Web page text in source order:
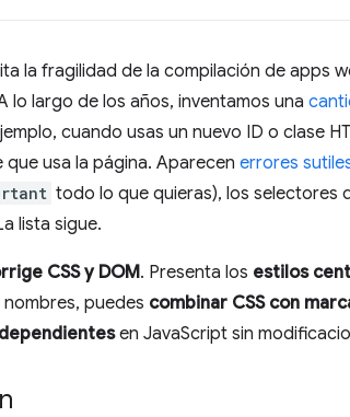
la fragilidad de la compilación de apps
lo largo de los años, inventamos una
cuando usas un nuevo ID o clase
usa la página. Aparecen errores
todo lo que quieras), los selectores
lista sigue.
CSS y DOM. Presenta los estilos
puedes combinar CSS con
en JavaScript sin